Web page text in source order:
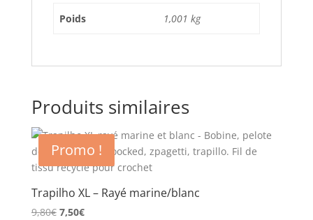
Poids 1,001 kg
Produits similaires
Promo !
Trapilho XL – Rayé marine/blanc
9,80€ Le
7,50€Le